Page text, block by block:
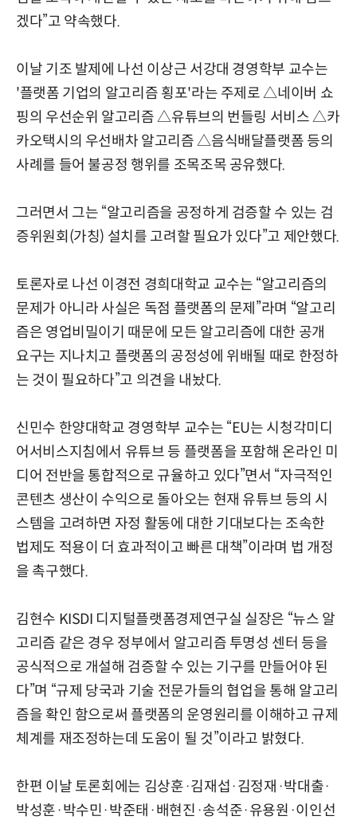
겠다”고 약속했다.
이날 기조 발제에 나선 이상근 서강대 경영학부 교수는
'플랫폼 기업의 알고리즘 횡포'라는 주제로 △네이버 쇼
핑의 우선순위 알고리즘 △유튜브의 번들링 서비스 △카
카오택시의 우선배차 알고리즘 △음식배달플랫폼 등의
사례를 들어 불공정 행위를 조목조목 공유했다.
그러면서 그는 “알고리즘을 공정하게 검증할 수 있는 검
증위원회(가칭) 설치를 고려할 필요가 있다”고 제안했다.
토론자로 나선 이경전 경희대학교 교수는 “알고리즘의
문제가 아니라 사실은 독점 플랫폼의 문제”라며 “알고리
즘은 영업비밀이기 때문에 모든 알고리즘에 대한 공개
요구는 지나치고 플랫폼의 공정성에 위배될 때로 한정하
는 것이 필요하다”고 의견을 내놨다.
신민수 한양대학교 경영학부 교수는 “EU는 시청각미디
어서비스지침에서 유튜브 등 플랫폼을 포함해 온라인 미
디어 전반을 통합적으로 규율하고 있다”면서 “자극적인
콘텐츠 생산이 수익으로 돌아오는 현재 유튜브 등의 시
스템을 고려하면 자정 활동에 대한 기대보다는 조속한
법제도 적용이 더 효과적이고 빠른 대책”이라며 법 개정
을 촉구했다.
김현수 KISDI 디지털플랫폼경제연구실 실장은 “뉴스 알
고리즘 같은 경우 정부에서 알고리즘 투명성 센터 등을
공식적으로 개설해 검증할 수 있는 기구를 만들어야 된
다”며 “규제 당국과 기술 전문가들의 협업을 통해 알고리
즘을 확인 함으로써 플랫폼의 운영원리를 이해하고 규제
체계를 재조정하는데 도움이 될 것”이라고 밝혔다.
한편 이날 토론회에는 김상훈·김재섭·김정재·박대출·
박성훈·박수민·박준태·배현진·송석준·유용원·이인선